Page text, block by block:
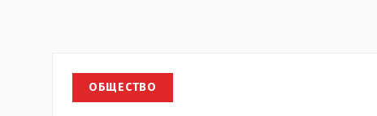
ОБЩЕСТВО